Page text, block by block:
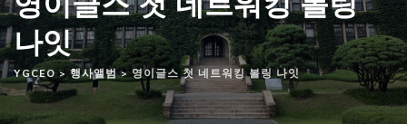
나잇
YGCEO> 행사앨범>영이글스 첫 네트워킹 볼링 나잇